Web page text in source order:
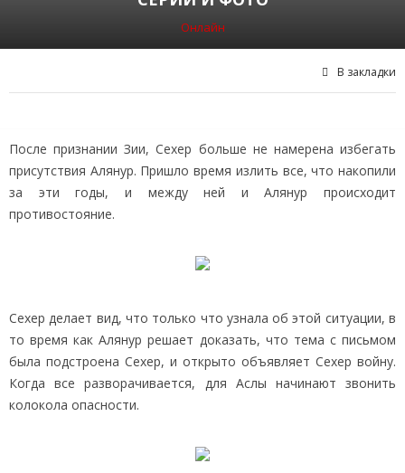
Онлайн
В закладки
После признании Зии, Сехер больше не намерена избегать
присутствия Алянур. Пришло время излить все, что накопили
за эти годы, и между ней и Алянур происходит
противостояние.
Сехер делает вид, что только что узнала об этой ситуации, в
то время как Алянур решает доказать, что тема с письмом
была подстроена Сехер, и открыто объявляет Сехер войну.
Когда все разворачивается, для Аслы начинают звонить
колокола опасности.